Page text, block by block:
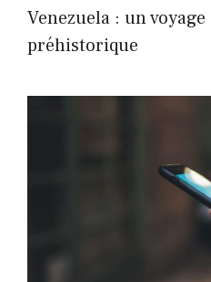
Venezuela : un
préhistorique